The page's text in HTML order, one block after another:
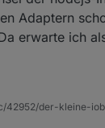
Adaptern
erwarte ich
42952/der-kleine-